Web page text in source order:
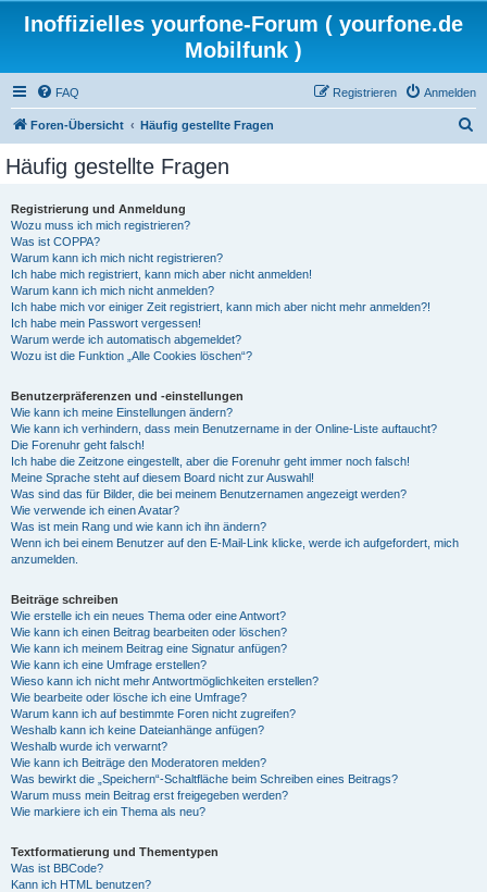
Inoffizielles yourfone-Forum ( yourfone.de
Mobilfunk )
FAQ Anmelden
Registrieren
Foren-Übersicht Häufig gestellte Fragen
Häufig gestellte Fragen
Registrierung und Anmeldung
Wozu muss ich mich registrieren?
Was ist COPPA?
Warum kann ich mich nicht registrieren?
Ich habe mich registriert, kann mich aber nicht anmelden!
Warum kann ich mich nicht anmelden?
Ich habe mich vor einiger Zeit registriert, kann mich aber nicht mehr anmelden?!
Ich habe mein Passwort vergessen!
Warum werde ich automatisch abgemeldet?
Wozu ist die Funktion „Alle Cookies löschen“?
Benutzerpräferenzen und -einstellungen
Wie kann ich meine Einstellungen ändern?
Wie kann ich verhindern, dass mein Benutzername in der Online-Liste auftaucht?
Die Forenuhr geht falsch!
Ich habe die Zeitzone eingestellt, aber die Forenuhr geht immer noch falsch!
Meine Sprache steht auf diesem Board nicht zur Auswahl!
Was sind das für Bilder, die bei meinem Benutzernamen angezeigt werden?
Wie verwende ich einen Avatar?
Was ist mein Rang und wie kann ich ihn ändern?
Wenn ich bei einem Benutzer auf den E-Mail-Link klicke, werde ich aufgefordert, mich
anzumelden.
Beiträge schreiben
Wie erstelle ich ein neues Thema oder eine Antwort?
Wie kann ich einen Beitrag bearbeiten oder löschen?
Wie kann ich meinem Beitrag eine Signatur anfügen?
Wie kann ich eine Umfrage erstellen?
Wieso kann ich nicht mehr Antwortmöglichkeiten erstellen?
Wie bearbeite oder lösche ich eine Umfrage?
Warum kann ich auf bestimmte Foren nicht zugreifen?
Weshalb kann ich keine Dateianhänge anfügen?
Weshalb wurde ich verwarnt?
Wie kann ich Beiträge den Moderatoren melden?
Was bewirkt die „Speichern“-Schaltfläche beim Schreiben eines Beitrags?
Warum muss mein Beitrag erst freigegeben werden?
Wie markiere ich ein Thema als neu?
Textformatierung und Thementypen
Was ist BBCode?
Kann ich HTML benutzen?